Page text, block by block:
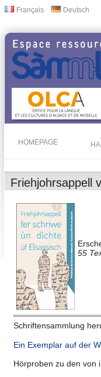
Français Deutsch
HOMEPAGE
Friehjohrsappell
55
Schriftensammlung
Ein Exemplar auf der
Hörproben zu den von